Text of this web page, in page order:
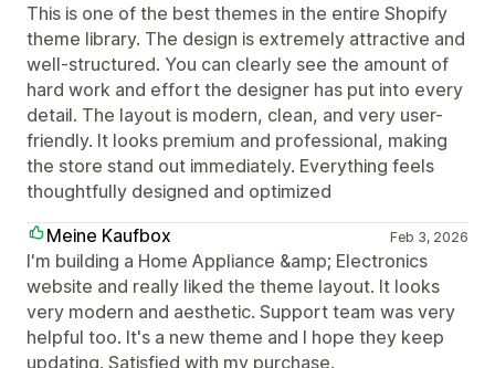
This is one of the best themes in the entire Shopify
theme library. The design is extremely attractive and
well-structured. You can clearly see the amount of
hard work and effort the designer has put into every
detail. The layout is modern, clean, and very user-
friendly. It looks premium and professional, making
the store stand out immediately. Everything feels
thoughtfully designed and optimized
Meine Kaufbox
Feb 3, 2026
I'm building a Home Appliance &amp; Electronics
website and really liked the theme layout. It looks
very modern and aesthetic. Support team was very
helpful too. It's a new theme and I hope they keep
updating. Satisfied with my purchase.